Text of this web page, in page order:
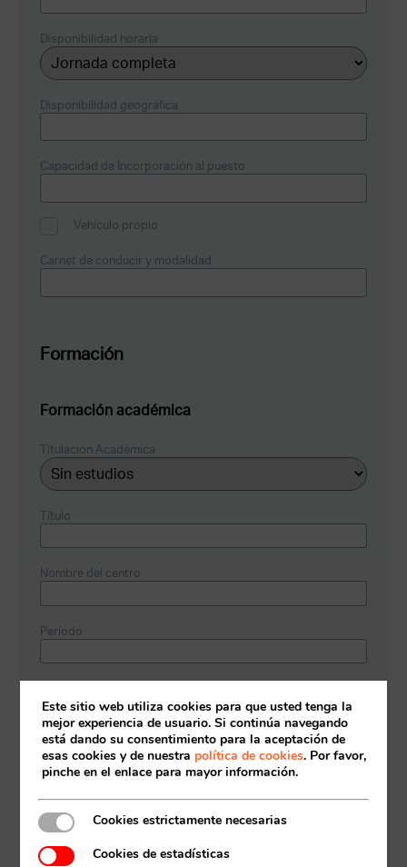
Acceso socios
Disponibilidad horaria
Disponibilidad geográfica
Capacidad de Incorporación al puesto
Vehículo propio
Carnet de conducir y modalidad
Formación
Formación académica
Titulacion Académica
Título
Nombre del centro
Período
Formación Complementaria
Nombre del centro
Este sitio web utiliza cookies para que usted tenga la
mejor experiencia de usuario. Si continúa navegando
está dando su consentimiento para la aceptación de
esas cookies y de nuestra política de cookies. Por favor,
pinche en el enlace para mayor información.
Cookies estrictamente necesarias
Cookies de estadísticas